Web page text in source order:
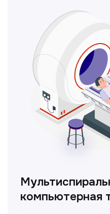
прибора — кольпоскопа.
ЛОР-врач